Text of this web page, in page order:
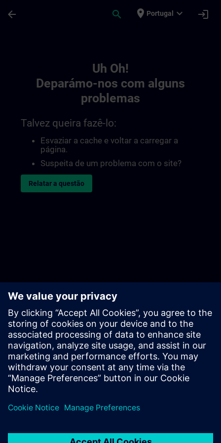
arrow_back search place Portugal expand_more login
Uh Oh!
Deparámo-nos com alguns
problemas
Talvez queira fazê-lo:
Esvaziar a cache e voltar a carregar a
página.
Suspeita de um problema com o site?
Relatar a questão